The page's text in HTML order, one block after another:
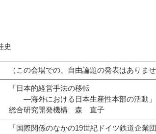
史
（この会場での、自由論題の発表はありませ
「日本的経営手法の移転
―海外における日本生産性本部の活動」
総合研究開発機構 森 直子
「国際関係のなかの19世紀ドイツ鉄道企業団